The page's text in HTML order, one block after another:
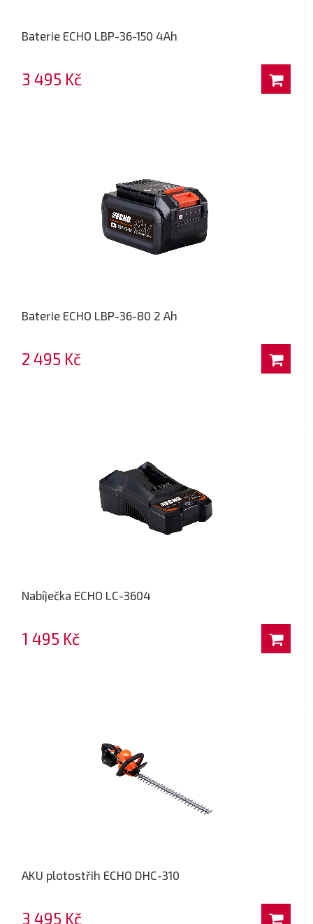
Baterie ECHO LBP-36-150 4Ah
3 495 Kč
Baterie ECHO LBP-36-80 2 Ah
2 495 Kč
Nabíječka ECHO LC-3604
1 495 Kč
AKU plotostřih ECHO DHC-310
3 495 Kč